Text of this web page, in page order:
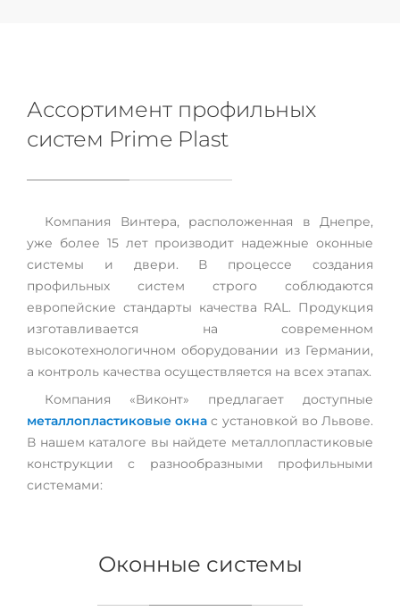
Ассортимент профильных
систем Prime Plast
Компания Винтера, расположенная в Днепре,
уже более 15 лет производит надежные оконные
системы и двери. В процессе создания
профильных систем строго соблюдаются
европейские стандарты качества RAL. Продукция
изготавливается на современном
высокотехнологичном оборудовании из Германии,
а контроль качества осуществляется на всех этапах.
Компания «Виконт» предлагает доступные
металлопластиковые окна с установкой во Львове.
В нашем каталоге вы найдете металлопластиковые
конструкции с разнообразными профильными
системами:
Оконные системы